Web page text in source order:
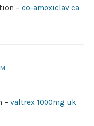
– co-amoxiclav ca
– valtrex 1000mg uk